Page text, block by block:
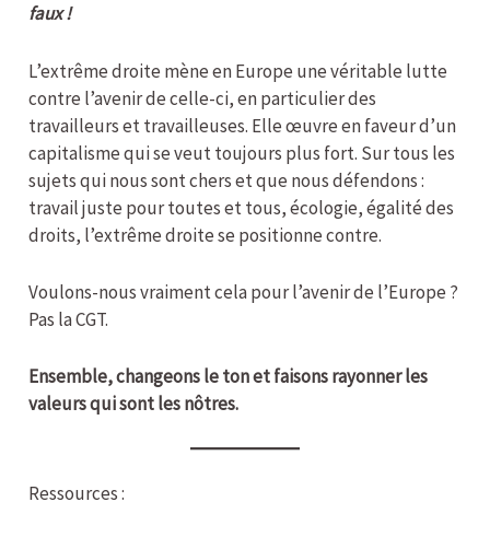
faux !
L’extrême droite mène en Europe une véritable lutte
contre l’avenir de celle-ci, en particulier des
travailleurs et travailleuses. Elle œuvre en faveur d’un
capitalisme qui se veut toujours plus fort. Sur tous les
sujets qui nous sont chers et que nous défendons :
travail juste pour toutes et tous, écologie, égalité des
droits, l’extrême droite se positionne contre.
Voulons-nous vraiment cela pour l’avenir de l’Europe ?
Pas la CGT.
Ensemble, changeons le ton et faisons rayonner les
valeurs qui sont les nôtres.
Ressources :